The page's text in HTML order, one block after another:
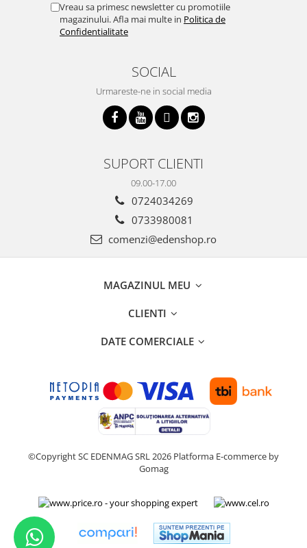
Vreau sa primesc newsletter cu promotiile
magazinului. Afla mai multe in Politica de
Confidentialitate
SOCIAL
Urmareste-ne in social media
SUPORT CLIENTI
09.00-17.00
0724034269
0733980081
comenzi@edenshop.ro
MAGAZINUL MEU
CLIENTI
DATE COMERCIALE
©Copyright SC EDENMAG SRL 2026 Platforma E-commerce by
Gomag